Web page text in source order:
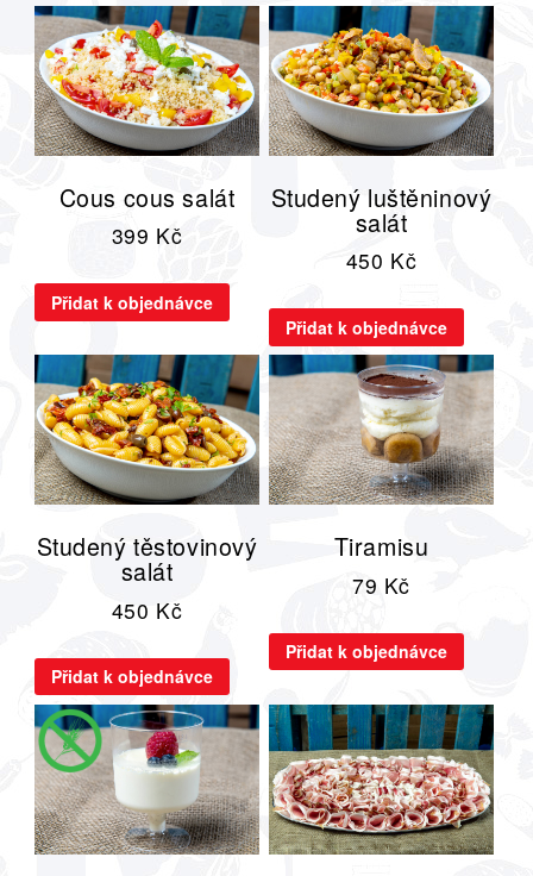
Cous cous salát
399 Kč
Přidat k objednávce
Studený luštěninový
salát
450 Kč
Přidat k objednávce
Studený těstovinový
salát
450 Kč
Přidat k objednávce
Tiramisu
79 Kč
Přidat k objednávce